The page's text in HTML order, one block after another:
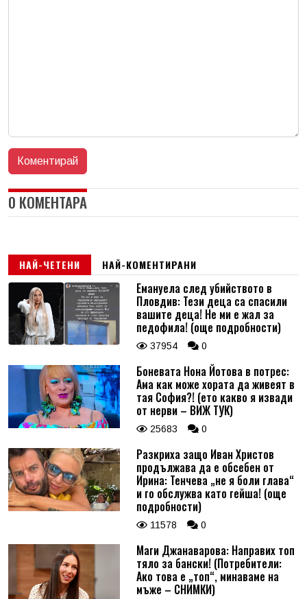
0 КОМЕНТАРА
НАЙ-ЧЕТЕНИ НАЙ-КОМЕНТИРАНИ
Емануела след убийството в
Пловдив: Тези деца са спасили
вашите деца! Не ми е жал за
педофила! (още подробности)
37954 0
Боневата Нона Йотова в потрес:
Ама как може хората да живеят в
тая София?! (ето какво я извади
от нерви – ВИЖ ТУК)
25683 0
Разкриха защо Иван Христов
продължава да е обсебен от
Ирина: Тенчева „не я боли глава“
и го обслужва като гейша! (още
подробности)
11578 0
Маги Джанаварова: Направих топ
тяло за бански! (Потребители:
Ако това е „топ“, минаваме на
мъже – СНИМКИ)